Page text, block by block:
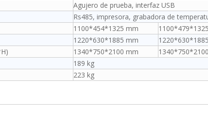
Agujero de prueba, interfaz USB
Rs485, impresora, grabadora de
1100*454*1325 mm
1220*630*1885 mm
1340*750*2100 mm
189 kg
223 kg